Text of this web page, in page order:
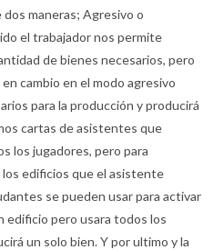
maneras; Agresivo o
el trabajador nos permite
de bienes necesarios, pero
cambio en el modo agresivo
para la producción y producirá
cartas de asistentes que
los jugadores, pero para
edificios que el asistente
se pueden usar para activar
edificio pero usara todos los
un solo bien. Y por ultimo y la